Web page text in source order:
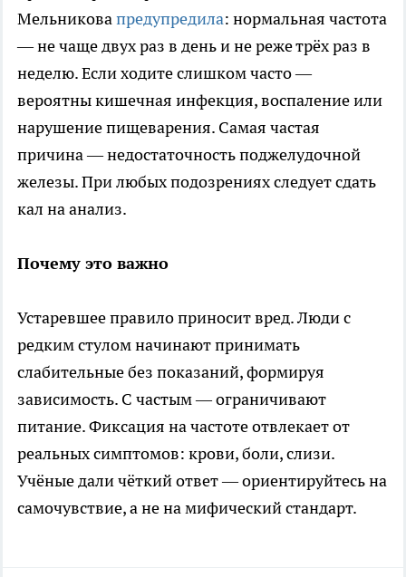
Мельниковапредупредила: нормальная частота
— не чаще двух раз в день и не реже трёх раз в
неделю. Если ходите слишком часто —
вероятны кишечная инфекция, воспаление или
нарушение пищеварения. Самая частая
причина — недостаточность поджелудочной
железы. При любых подозрениях следует сдать
кал на анализ.
Почему это важно
Устаревшее правило приносит вред. Люди с
редким стулом начинают принимать
слабительные без показаний, формируя
зависимость. С частым — ограничивают
питание. Фиксация на частоте отвлекает от
реальных симптомов: крови, боли, слизи.
Учёные дали чёткий ответ — ориентируйтесь на
самочувствие, а не на мифический стандарт.